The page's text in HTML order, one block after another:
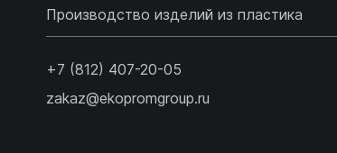
Производство изделий из пластика
+7 (812) 407-20-05
zakaz@ekopromgroup.ru